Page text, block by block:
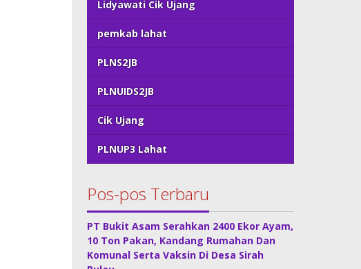
Lidyawati Cik Ujang
pemkab lahat
PLNS2JB
PLNUIDS2JB
Cik Ujang
PLNUP3 Lahat
Pos-pos Terbaru
PT Bukit Asam Serahkan 2400 Ekor Ayam,
10 Ton Pakan, Kandang Rumahan Dan
Komunal Serta Vaksin Di Desa Sirah